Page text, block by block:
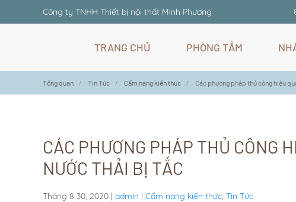
content
Công ty TNHH Thiết bị nội thất Minh Phương
TRANG CHỦ PHÒNG TẮM
Tổng quan Tin Tức Cẩm nang kiến thức Các phương pháp thủ công hiệu
CÁC PHƯƠNG PHÁP THỦ CÔNG
NƯỚC THẢI BỊ TẮC
Tháng 8 30, 2020 | admin | Cẩm nang kiến thức, Tin Tức